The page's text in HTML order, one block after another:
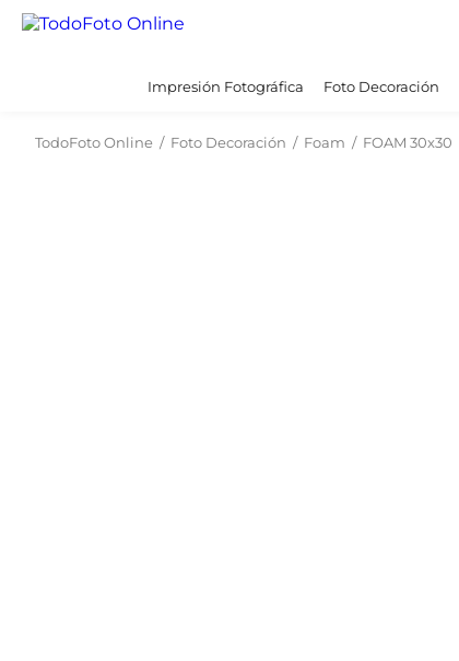
Impresión Fotográfica Foto Decoración
TodoFoto Online / Foto Decoración / Foam / FOAM 30x30